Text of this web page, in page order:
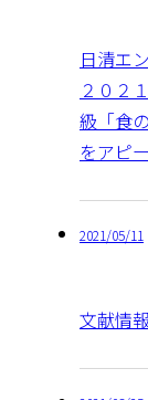
日清エ
２０２
級「食
をアピ
2021/05/11
文献情